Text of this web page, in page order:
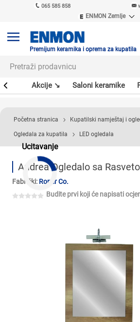
065 585 858
ENMON Zemlje
ENMON MKD
Premijum keramika i oprema za kupatila
Akcije ↘ Saloni keramike
Ucitavanje
Početna stranica Kupatilski namještaj i
Ogledala za kupatila LED ogledala
Andrea Ogledalo sa
Fabrički: Roper Co.
Budite prvi koji će napisati